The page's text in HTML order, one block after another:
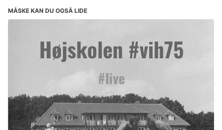
MÅSKE KAN DU OGSÅ LIDE